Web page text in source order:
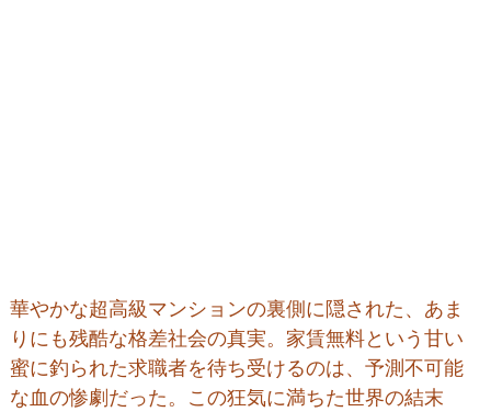
華やかな超高級マンションの裏側に隠された、あま
りにも残酷な格差社会の真実。家賃無料という甘い
蜜に釣られた求職者を待ち受けるのは、予測不可能
な血の惨劇だった。この狂気に満ちた世界の結末